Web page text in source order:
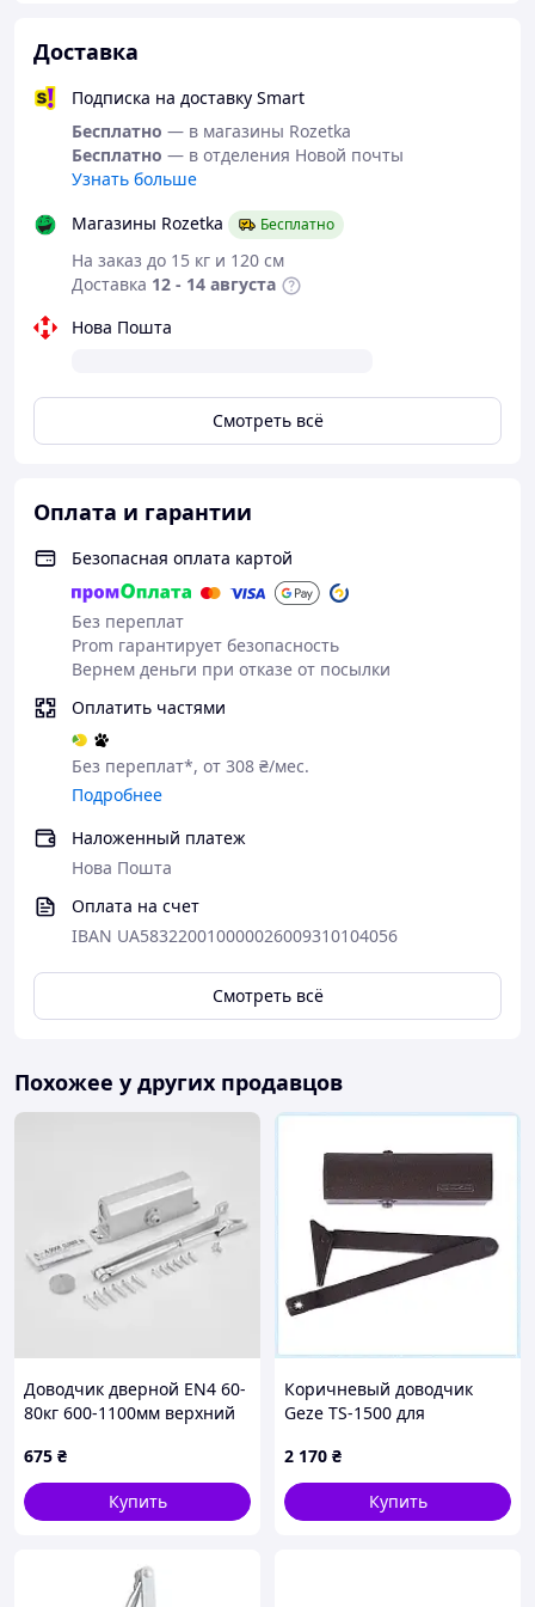
Модель TS 1500 с рычажной тягой производиться в 5-
ти цветах:
Белый, коричневый, серебряный, антрацит и черный.
Монтаж стандартный, возможна установка как на
дверном полотне, также и на дверной коробке.
-ножницы с фиксацией
-скользящая шина
-устройство фиксации к скользящей шине
-монтажная пластина
Доставка
Подписка на доставку Smart
Бесплатно — в магазины Rozetka
Бесплатно — в отделения Новой почты
Узнать больше
Магазины Rozetka
Бесплатно
На заказ до 15 кг и 120 см
Доставка 12 - 14 августа
Нова Пошта
Смотреть всё
Оплата и гарантии
Безопасная оплата картой
Без переплат
Prom гарантирует безопасность
Вернем деньги при отказе от посылки
Оплатить частями
Без переплат*, от 308 ₴/мес.
Подробнее
Наложенный платеж
Нова Пошта
Оплата на счет
IBAN UA583220010000026009310104056
Смотреть всё
Похожее у других продавцов
Доводчик дверной EN4 60-
80кг 600-1100мм верхний
регулировкой
серебристый
675 ₴
Купить
Коричневый доводчик
Geze TS-1500 для
KK652C7402
2 170 ₴
Купить